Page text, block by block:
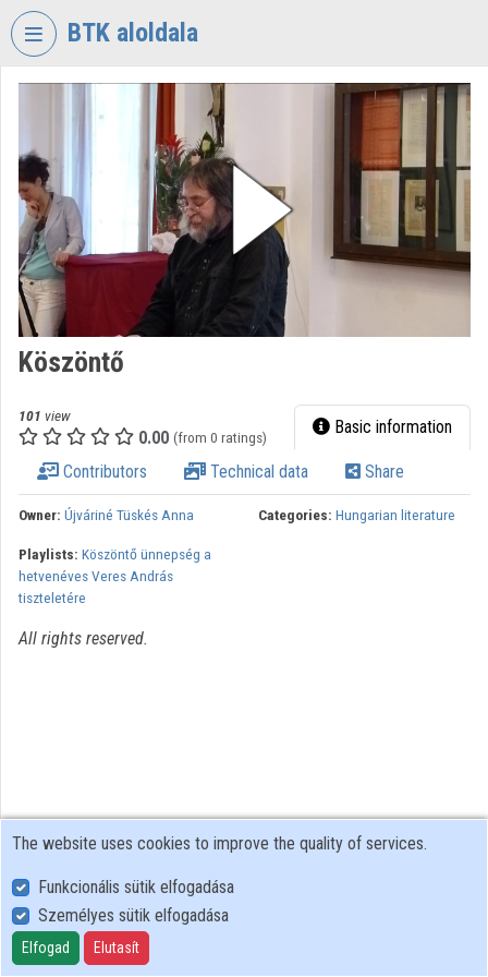
Skip header
BTK aloldala
TORIUM
RESEARCH
CENTRE
FOR
THE
HUMANTITIES
Organization home
Categories
Organization playlists
Contributors
Köszöntő
101 view
0.00 (from 0 ratings) Basic information
Contributors Technical data Share
Owner: Újváriné Tüskés Anna Categories: Hungarian literature
Playlists: Köszöntő ünnepség a
hetvenéves Veres András
tiszteletére
All rights reserved.
User Policy
Adatkezelési tájékoztató (en)
Cookie Policy
The website uses cookies to improve the quality of services.
Funkcionális sütik elfogadása
Személyes sütik elfogadása
Elfogad Elutasít